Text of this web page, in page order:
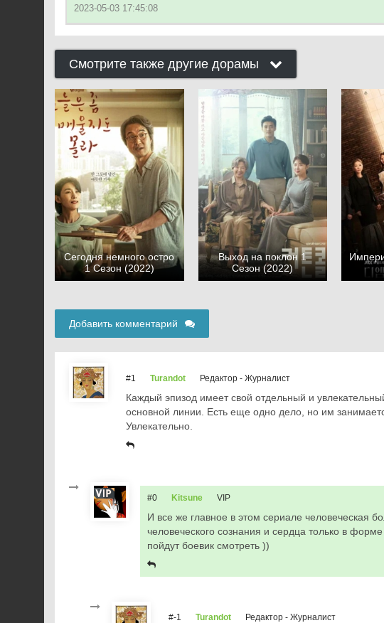
2023-05-03 17:45:08
Смотрите также другие дорамы
Сегодня немного остро
1 Сезон (2022)
Выход на поклон 1
Сезон (2022)
Добавить комментарий
#1 Turandot Редактор - Журналист
Каждый эпизод имеет свой отдельный и
основной линии. Есть еще одно дело, но им
Увлекательно.
#0 Kitsune VIP
И все же главное в этом сериале человеческая
человеческого сознания и сердца только в
пойдут боевик смотреть ))
#-1 Turandot Редактор - Журналист